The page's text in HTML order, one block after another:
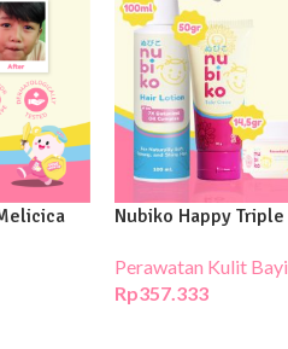
Nubiko Happy Triple
Perawatan Kulit Bayi
Rp357.333